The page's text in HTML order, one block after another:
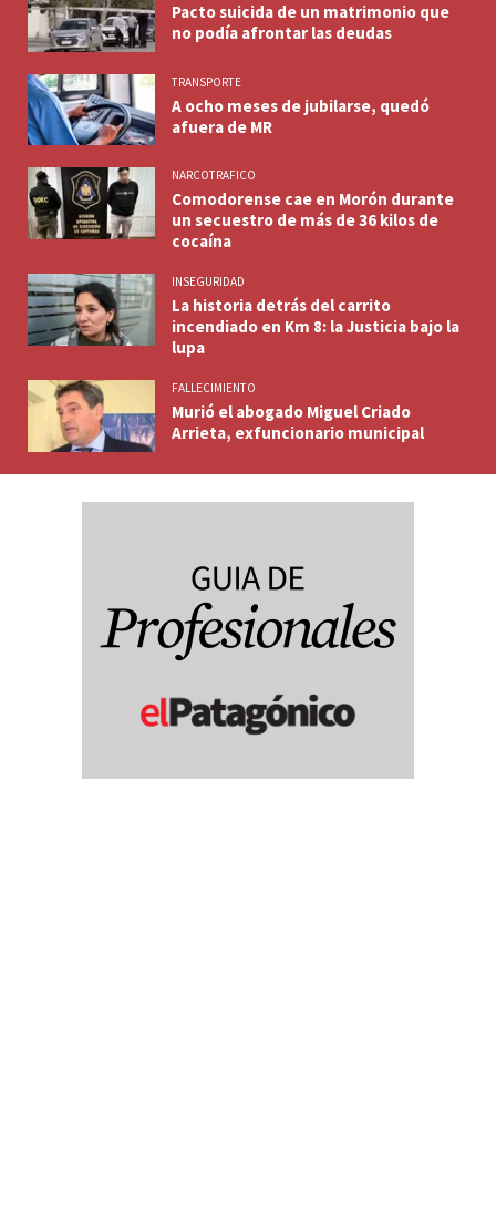
Pacto suicida de un matrimonio que
no podía afrontar las deudas
TRANSPORTE
A ocho meses de jubilarse, quedó
afuera de MR
NARCOTRAFICO
Comodorense cae en Morón durante
un secuestro de más de 36 kilos de
cocaína
INSEGURIDAD
La historia detrás del carrito
incendiado en Km 8: la Justicia bajo la
lupa
FALLECIMIENTO
Murió el abogado Miguel Criado
Arrieta, exfuncionario municipal